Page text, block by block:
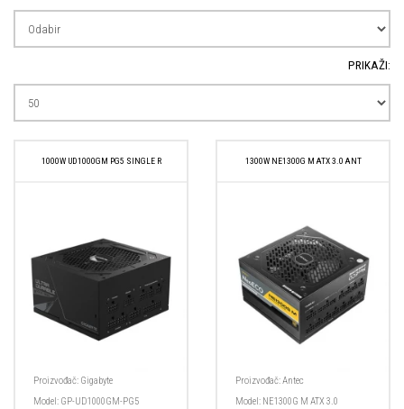
PRIKAŽI:
1000W UD1000GM PG5 SINGLE R
Proizvođač: Gigabyte
Model: GP-UD1000GM-PG5
1300W NE1300G M ATX 3.0 ANT
Proizvođač:Antec
Model: NE1300G M ATX 3.0